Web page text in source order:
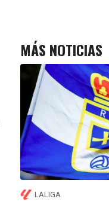
MÁS NOTICIAS
LALIGA